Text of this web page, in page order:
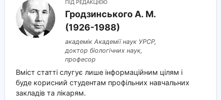
Вміст статті слугує лише інформаційним цілям і
буде корисний студентам профільних навчальних
закладів та лікарям.
ПІД РЕДАКЦІЄЮ
Гродзинського A. M.
(1926-1988)
академік Академії наук УРСР,
доктор біологічних наук,
професор